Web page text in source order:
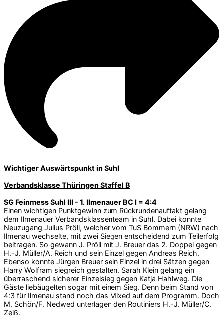
Wichtiger Auswärtspunkt in Suhl
Verbandsklasse Thüringen Staffel B
SG Feinmess Suhl III - 1. Ilmenauer BC I = 4:4
Einen wichtigen Punktgewinn zum Rückrundenauftakt gelang
dem Ilmenauer Verbandsklassenteam in Suhl. Dabei konnte
Neuzugang Julius Pröll, welcher vom TuS Bommern (NRW) nach
Ilmenau wechselte, mit zwei Siegen entscheidend zum Teilerfolg
beitragen. So gewann J. Pröll mit J. Breuer das 2. Doppel gegen
H.-J. Müller/A. Reich und sein Einzel gegen Andreas Reich.
Ebenso konnte Jürgen Breuer sein Einzel in drei Sätzen gegen
Harry Wolfram siegreich gestalten. Sarah Klein gelang ein
überraschend sicherer Einzelsieg gegen Katja Hahlweg. Die
Gäste liebäugelten sogar mit einem Sieg. Denn beim Stand von
4:3 für Ilmenau stand noch das Mixed auf dem Programm. Doch
M. Schön/F. Nedwed unterlagen den Routiniers H.-J. Müller/C.
Zeiß.